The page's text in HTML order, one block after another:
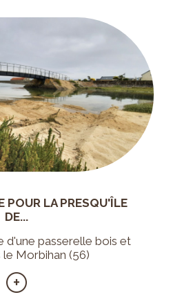
POUR LA PRESQU'ÎLE
DE...
d'une passerelle bois et
le Morbihan (56)